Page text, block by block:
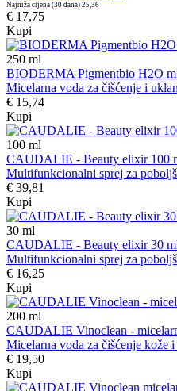
Najniža cijena (30 dana) 25,36
€ 17,75
Kupi
250 ml
BIODERMA Pigmentbio H2O
Micelarna voda za čišćenje i
€ 15,74
Kupi
100 ml
CAUDALIE - Beauty elixir 100
Multifunkcionalni sprej za
€ 39,81
Kupi
30 ml
CAUDALIE - Beauty elixir 30
Multifunkcionalni sprej za
€ 16,25
Kupi
200 ml
CAUDALIE Vinoclean -
Micelarna voda za čišćenje kože
€ 19,50
Kupi